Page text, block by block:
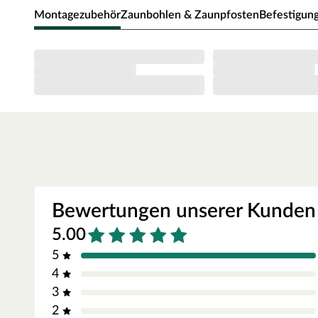
natürlichen Optik, die echtem Rohholz täuschend
hohe Formstabilität sowie Widerstandsfähigkeit
Passende Zaunpfosten sowie Abschlussleiste (optional
pflegeleicht ist. Es lässt sich bequem mit einem Lappen
Holzwerkstoffen wie WPC sind Farbunterschiede völlig
schwanken.
Einfache Pflege
Auch ein WPC-Zaun kann durch Verwitterung und UV-
pigmentierten Pflege- oder Schutzmittel kann die
geschützt werden.
MontagezubehörZaunbohlen & Zaunpfosten
Bewertungen unserer Kunden
5.00
5
4
3
2